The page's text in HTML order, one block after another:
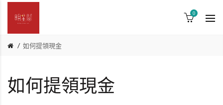
0
如何提領現金
如何提領現金